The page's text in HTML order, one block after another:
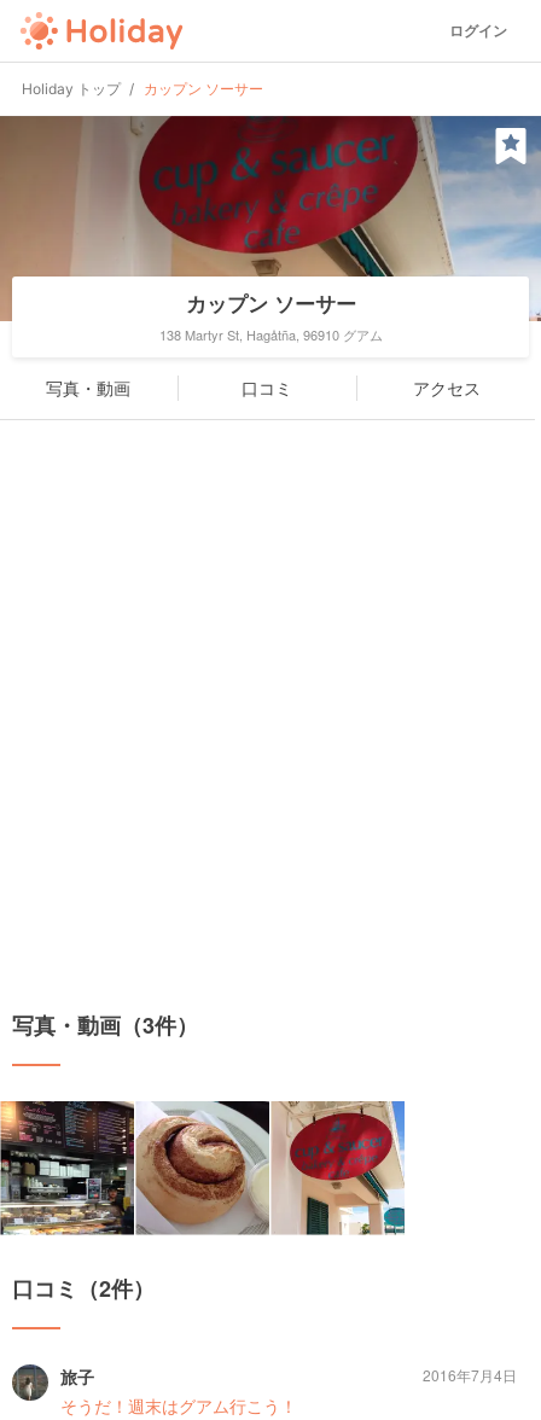
ログイン
Holiday トップ カップン ソーサー
カップン ソーサー
138 Martyr St, Hagåtña, 96910 グアム
写真・動画 口コミ アクセス
写真・動画（3件）
口コミ（2件）
旅子
そうだ！週末はグアム行こう！
2016年7月4日